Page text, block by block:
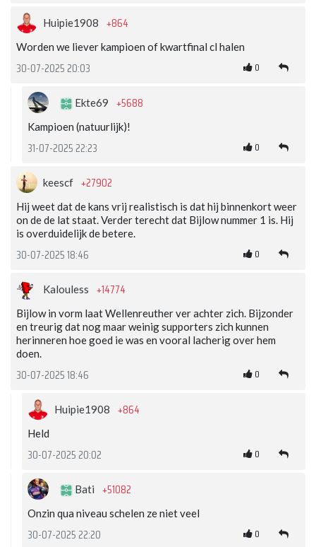
Huipie1908 +864
Worden we liever kampioen of kwartfinal cl halen
30-07-2025 20:03 0
Ekte69 +5688
Kampioen (natuurlijk)!
31-07-2025 22:23 0
keescf +27902
Hij weet dat de kans vrij realistisch is dat hij binnenkort weer
on de de lat staat. Verder terecht dat Bijlow nummer 1 is. Hij
is overduidelijk de betere.
30-07-2025 18:46 0
Kalouless +14774
Bijlow in vorm laat Wellenreuther ver achter zich. Bijzonder
en treurig dat nog maar weinig supporters zich kunnen
herinneren hoe goed ie was en vooral lacherig over hem
doen.
30-07-2025 18:46 0
Huipie1908 +864
Held
30-07-2025 20:02 0
Bati +51082
Onzin qua niveau schelen ze niet veel
30-07-2025 22:20 0